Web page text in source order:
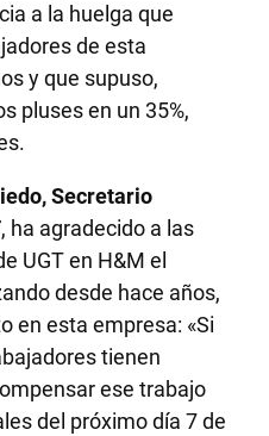
a la huelga que
de esta
y que supuso,
pluses en un 35%,
Secretario
, ha agradecido a las
UGT en H&M el
desde hace años,
en esta empresa: «Si
tienen
ese trabajo
del próximo día 7 de